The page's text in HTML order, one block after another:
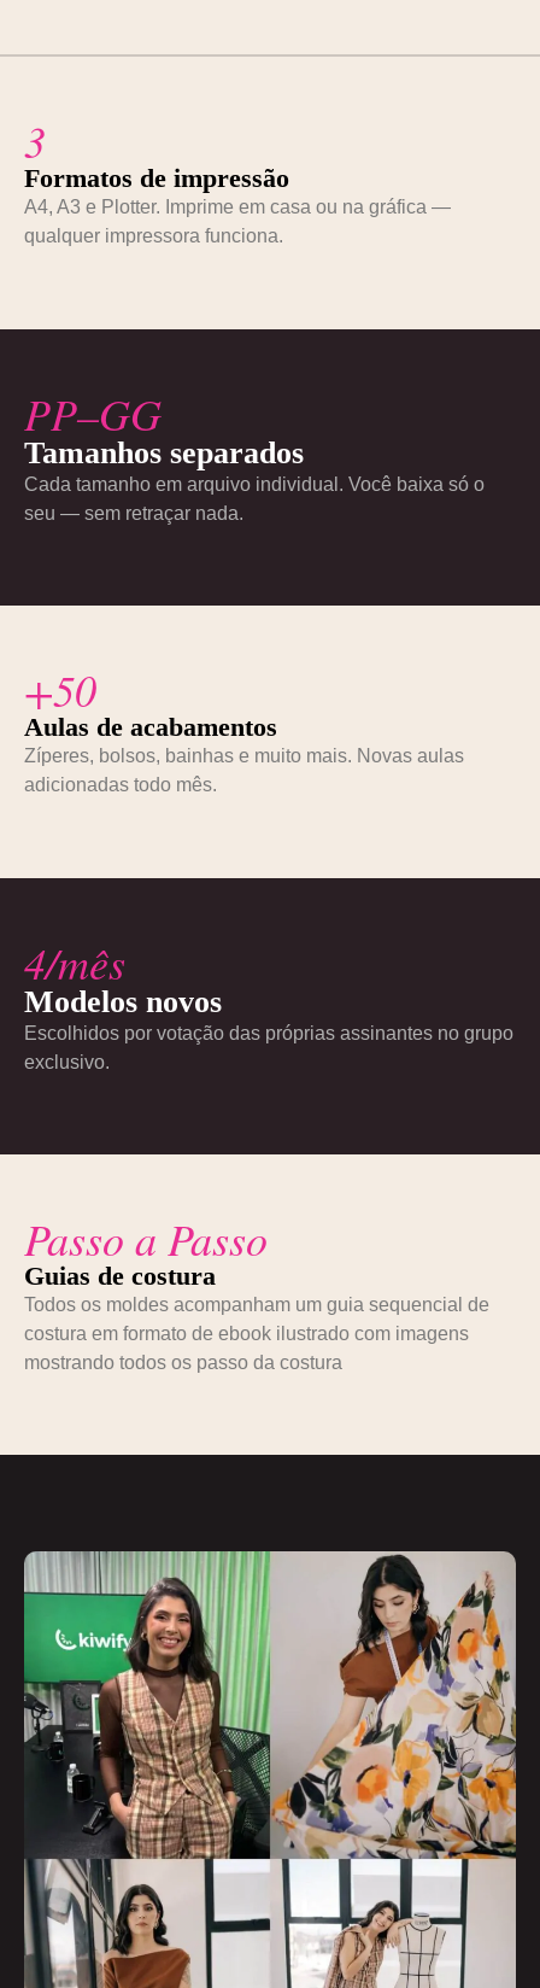
3
Formatos de impressão
A4, A3 e Plotter. Imprime em casa ou na gráfica —
qualquer impressora funciona.
PP–GG
Tamanhos separados
Cada tamanho em arquivo individual. Você baixa só o
seu — sem retraçar nada.
+50
Aulas de acabamentos
Zíperes, bolsos, bainhas e muito mais. Novas aulas
adicionadas todo mês.
4/mês
Modelos novos
Escolhidos por votação das próprias assinantes no grupo
exclusivo.
Passo a Passo
Guias de costura
Todos os moldes acompanham um guia sequencial de
costura em formato de ebook ilustrado com imagens
mostrando todos os passo da costura